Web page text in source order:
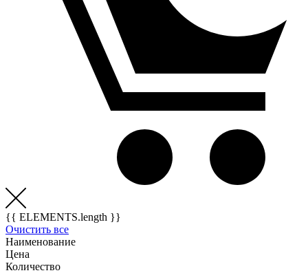
{{ ELEMENTS.length }}
Очистить все
Наименование
Цена
Количество